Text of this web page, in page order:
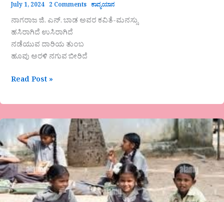
July 1, 2024 2 Comments ಕಾವ್ಯಯಾನ
ನಾಗರಾಜ ಜಿ. ಎನ್. ಬಾಡ ಅವರ ಕವಿತೆ-ಮನಸ್ಸು
ಹಸಿರಾಗಿದೆ ಉಸಿರಾಗಿದೆ
ನಡೆಯುವ ದಾರಿಯ ತುಂಬ
ಹೂವು ಅರಳಿ ನಗುವ ಬೀರಿದೆ
Read Post »
‘ತಪ್ಪಿಗೆ
ಶಿಕ್ಷೆ’ಮಕ್ಕಳ
ಕಥೆ-
ಎಸ್
ಎಸ್
ಜಿ
ಕೊಪ್ಪಳ’